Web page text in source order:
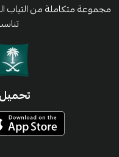
مجموعة متكاملة من الثياب